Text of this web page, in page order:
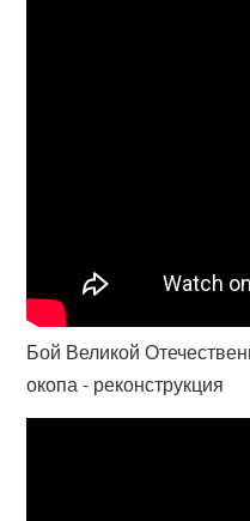
Бой Великой
окопа - реконструкция